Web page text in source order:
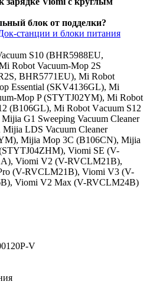
блок от подделки?
станции и блоки питания
S10 (BHR5988EU,
Robot Vacuum-Mop 2S
BHR5771EU), Mi Robot
Essential (SKV4136GL), Mi
Mop P (STYTJ02YM), Mi Rоbot
(B106GL), Mi Rоbоt Vаcuum S12
G1 Sweeping Vacuum Cleaner
Mijia LDS Vacuum Cleaner
Mijia Mop 3C (B106CN), Mijia
Viomi SE (V-
Viomi V2 (V-RVCLM21B),
(V-RVCLM21B), Viomi V3 (V-
Viоmi V2 Мах (V-RVCLM24B)
V